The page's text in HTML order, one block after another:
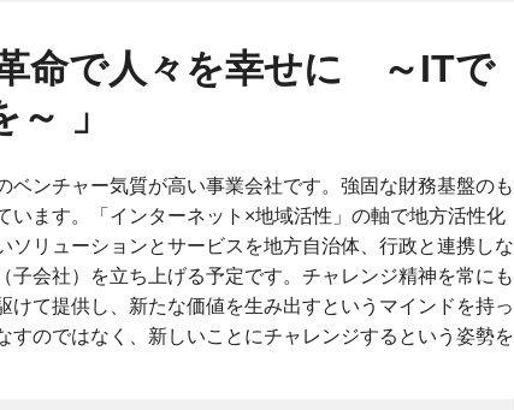
命で人々を幸せに ～ITで
」
ベンチャー気質が高い事業会社です。強固な財務基盤のも
います。「インターネット×地域活性」の軸で地⽅活性化
ソリューションとサービスを地⽅⾃治体、⾏政と連携しな
⼦会社）を立ち上げる予定です。チャレンジ精神を常にも
けて提供し、新たな価値を⽣み出すというマインドを持っ
すのではなく、新しいことにチャレンジするという姿勢を